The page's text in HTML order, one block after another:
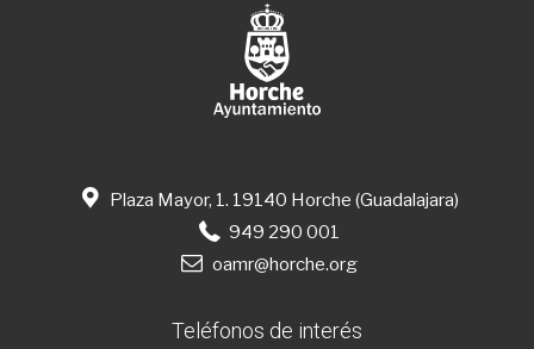
Plaza Mayor, 1. 19140 Horche (Guadalajara)
949 290 001
oamr@horche.org
Teléfonos de interés